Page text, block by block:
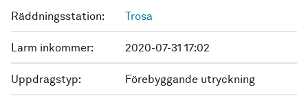
Räddningsstation: Trosa
Larm inkommer: 2020-07-31 17:02
Uppdragstyp: Förebyggande utryckning